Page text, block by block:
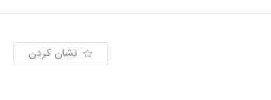
نشان کردن